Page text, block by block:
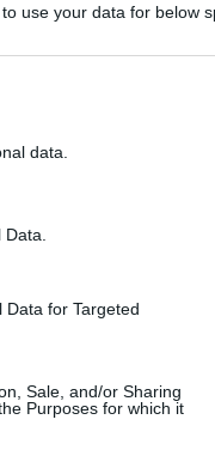
use your data for below
data.
for Targeted
Sale, and/or Sharing
Purposes for which it